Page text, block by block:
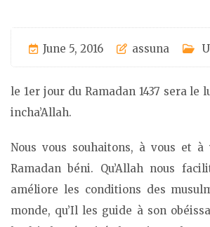
June 5, 2016 assuna
le 1er jour du Ramadan 1437 sera le
incha’Allah.
Nous vous souhaitons, à vous et
Ramadan béni. Qu’Allah nous
améliore les conditions des
monde, qu’Il les guide à son